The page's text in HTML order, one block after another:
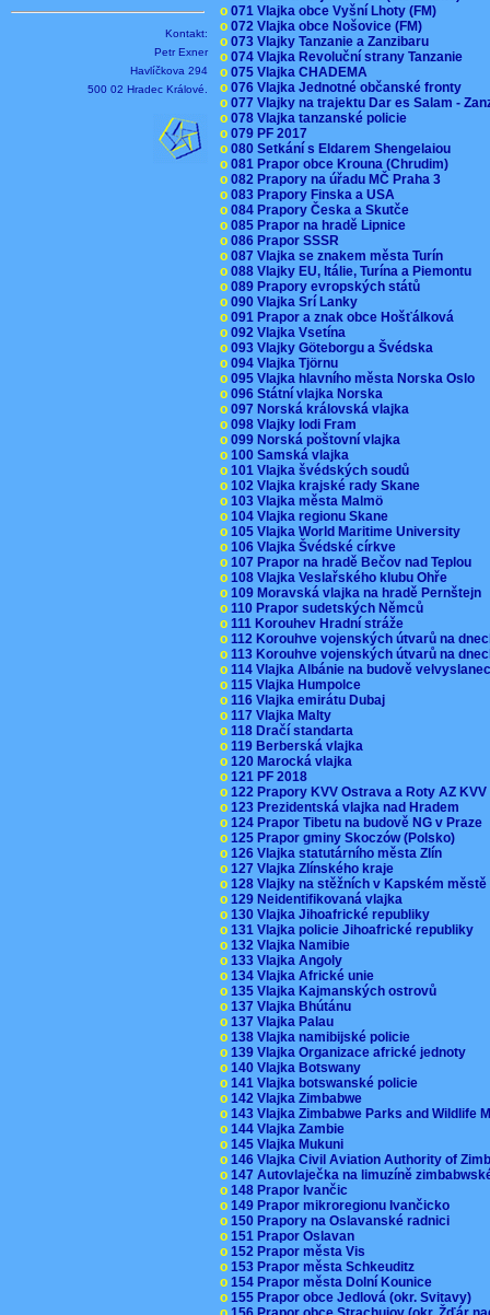
Kontakt:
Petr Exner
Havlíčkova 294
500 02 Hradec Králové.
o 071 Vlajka obce Vyšní Lhoty (FM)
o 072 Vlajka obce Nošovice (FM)
o 073 Vlajky Tanzanie a Zanzibaru
o 074 Vlajka Revoluční strany Tanzanie
o 075 Vlajka CHADEMA
o 076 Vlajka Jednotné občanské fronty
o 077 Vlajky na trajektu Dar es Salam -
o 078 Vlajka tanzanské policie
o 079 PF 2017
o 080 Setkání s Eldarem Shengelaiou
o 081 Prapor obce Krouna (Chrudim)
o 082 Prapory na úřadu MČ Praha 3
o 083 Prapory Finska a USA
o 084 Prapory Česka a Skutče
o 085 Prapor na hradě Lipnice
o 086 Prapor SSSR
o 087 Vlajka se znakem města Turín
o 088 Vlajky EU, Itálie, Turína a Piemontu
o 089 Prapory evropských států
o 090 Vlajka Srí Lanky
o 091 Prapor a znak obce Hošťálková
o 092 Vlajka Vsetína
o 093 Vlajky Göteborgu a Švédska
o 094 Vlajka Tjörnu
o 095 Vlajka hlavního města Norska Oslo
o 096 Státní vlajka Norska
o 097 Norská královská vlajka
o 098 Vlajky lodi Fram
o 099 Norská poštovní vlajka
o 100 Samská vlajka
o 101 Vlajka švédských soudů
o 102 Vlajka krajské rady Skane
o 103 Vlajka města Malmö
o 104 Vlajka regionu Skane
o 105 Vlajka World Maritime University
o 106 Vlajka Švédské církve
o 107 Prapor na hradě Bečov nad Teplou
o 108 Vlajka Veslařského klubu Ohře
o 109 Moravská vlajka na hradě Pernštejn
o 110 Prapor sudetských Němců
o 111 Korouhev Hradní stráže
o 112 Korouhve vojenských útvarů na
o 113 Korouhve vojenských útvarů na
o 114 Vlajka Albánie na budově
o 115 Vlajka Humpolce
o 116 Vlajka emirátu Dubaj
o 117 Vlajka Malty
o 118 Dračí standarta
o 119 Berberská vlajka
o 120 Marocká vlajka
o 121 PF 2018
o 122 Prapory KVV Ostrava a Roty AZ
o 123 Prezidentská vlajka nad Hradem
o 124 Prapor Tibetu na budově NG v Praze
o 125 Prapor gminy Skoczów (Polsko)
o 126 Vlajka statutárního města Zlín
o 127 Vlajka Zlínského kraje
o 128 Vlajky na stěžních v Kapském
o 129 Neidentifikovaná vlajka
o 130 Vlajka Jihoafrické republiky
o 131 Vlajka policie Jihoafrické republiky
o 132 Vlajka Namibie
o 133 Vlajka Angoly
o 134 Vlajka Africké unie
o 135 Vlajka Kajmanských ostrovů
o 137 Vlajka Bhútánu
o 137 Vlajka Palau
o 138 Vlajka namibijské policie
o 139 Vlajka Organizace africké jednoty
o 140 Vlajka Botswany
o 141 Vlajka botswanské policie
o 142 Vlajka Zimbabwe
o 143 Vlajka Zimbabwe Parks and Wildlife
o 144 Vlajka Zambie
o 145 Vlajka Mukuni
o 146 Vlajka Civil Aviation Authority of
o 147 Autovlaječka na limuzíně
o 148 Prapor Ivančic
o 149 Prapor mikroregionu Ivančicko
o 150 Prapory na Oslavanské radnici
o 151 Prapor Oslavan
o 152 Prapor města Vis
o 153 Prapor města Schkeuditz
o 154 Prapor města Dolní Kounice
o 155 Prapor obce Jedlová (okr. Svitavy)